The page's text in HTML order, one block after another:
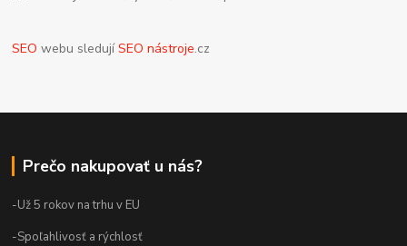
SEO webu sledujíSEO nástroje.cz
Prečo nakupovať u nás?
-Už 5 rokov na trhu v EU
-Spoľahlivosť a rýchlosť